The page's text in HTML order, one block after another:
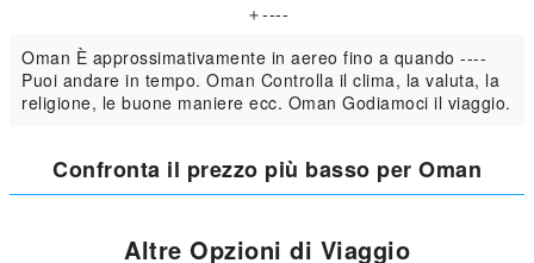
＋----
Oman È approssimativamente in aereo fino a quando ----
Puoi andare in tempo. Oman Controlla il clima, la valuta, la
religione, le buone maniere ecc. Oman Godiamoci il viaggio.
Confronta il prezzo più basso per Oman
Altre Opzioni di Viaggio